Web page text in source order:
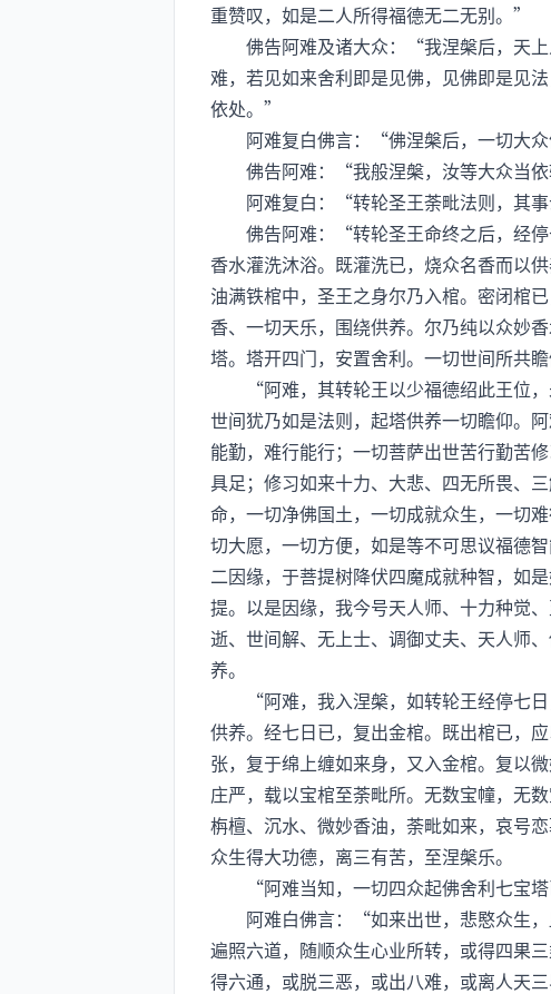
重赞叹，如是二人所得福德无二无别。”
佛告阿难及诸大众：“我涅槃后，天上
难，若见如来舍利即是见佛，见佛即是见
依处。”
阿难复白佛言：“佛涅槃后，一切大众
佛告阿难：“我般涅槃，汝等大众当依
阿难复白：“转轮圣王荼毗法则，其事
佛告阿难：“转轮圣王命终之后，经停
香水灌洗沐浴。既灌洗已，烧众名香而以
油满铁棺中，圣王之身尔乃入棺。密闭棺
香、一切天乐，围绕供养。尔乃纯以众妙
塔。塔开四门，安置舍利。一切世间所共瞻
“阿难，其转轮王以少福德绍此王位，
世间犹乃如是法则，起塔供养一切瞻仰。
能勤，难行能行；一切菩萨出世苦行勤苦
具足；修习如来十力、大悲、四无所畏、
命，一切净佛国土，一切成就众生，一切
切大愿，一切方便，如是等不可思议福德
二因缘，于菩提树降伏四魔成就种智，如
提。以是因缘，我今号天人师、十力种觉
逝、世间解、无上士、调御丈夫、天人师
养。
“阿难，我入涅槃，如转轮王经停七日
供养。经七日已，复出金棺。既出棺已，
张，复于绵上缠如来身，又入金棺。复以
庄严，载以宝棺至荼毗所。无数宝幢，无
栴檀、沉水、微妙香油，荼毗如来，哀号
众生得大功德，离三有苦，至涅槃乐。
“阿难当知，一切四众起佛舍利七宝塔
阿难白佛言：“如来出世，悲愍众生，
遍照六道，随顺众生心业所转，或得四果
得六通，或脱三恶，或出八难，或离人天